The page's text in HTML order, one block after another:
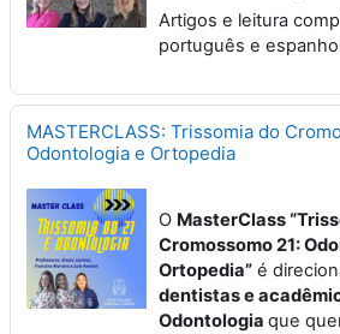
Artigos e leitura
português e
MASTERCLASS: Trissomia do
Odontologia e Ortopedia
O MasterClass
Cromossomo 21:
Ortopedia” é
dentistas e
Odontologia que